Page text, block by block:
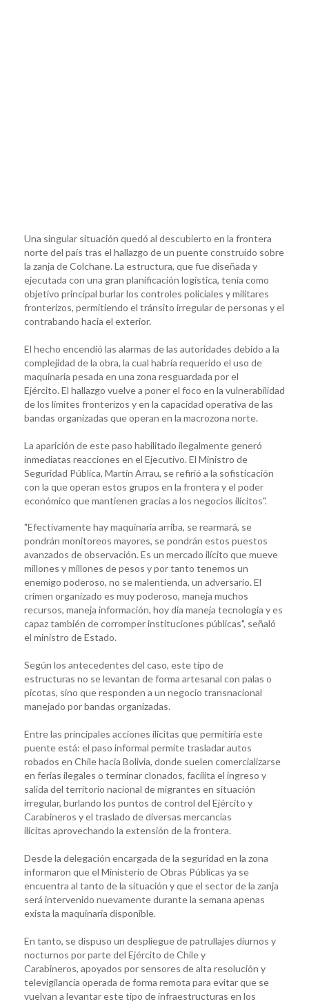
Una singular situación quedó al descubierto en la frontera
norte del país tras el hallazgo de un puente construido sobre
la zanja de Colchane. La estructura, que fue diseñada y
ejecutada con una gran planificación logística, tenía como
objetivo principal burlar los controles policiales y militares
fronterizos, permitiendo el tránsito irregular de personas y el
contrabando hacia el exterior.
El hecho encendió las alarmas de las autoridades debido a la
complejidad de la obra, la cual habría requerido el uso de
maquinaria pesada en una zona resguardada por el
Ejército. El hallazgo vuelve a poner el foco en la vulnerabilidad
de los límites fronterizos y en la capacidad operativa de las
bandas organizadas que operan en la macrozona norte.
La aparición de este paso habilitado ilegalmente generó
inmediatas reacciones en el Ejecutivo. El Ministro de
Seguridad Pública, Martín Arrau, se refirió a la sofisticación
con la que operan estos grupos en la frontera y el poder
económico que mantienen gracias a los negocios ilícitos".
"Efectivamente hay maquinaria arriba, se rearmará, se
pondrán monitoreos mayores, se pondrán estos puestos
avanzados de observación. Es un mercado ilícito que mueve
millones y millones de pesos y por tanto tenemos un
enemigo poderoso, no se malentienda, un adversario. El
crimen organizado es muy poderoso, maneja muchos
recursos, maneja información, hoy día maneja tecnología y es
capaz también de corromper instituciones públicas", señaló
el ministro de Estado.
Según los antecedentes del caso, este tipo de
estructuras no se levantan de forma artesanal con palas o
picotas, sino que responden a un negocio transnacional
manejado por bandas organizadas.
Entre las principales acciones ilicitas que permitiría este
puente está: el paso informal permite trasladar autos
robados en Chile hacia Bolivia, donde suelen comercializarse
en ferias ilegales o terminar clonados, facilita el ingreso y
salida del territorio nacional de migrantes en situación
irregular, burlando los puntos de control del Ejército y
Carabineros y el traslado de diversas mercancías
ilícitas aprovechando la extensión de la frontera.
Desde la delegación encargada de la seguridad en la zona
informaron que el Ministerio de Obras Públicas ya se
encuentra al tanto de la situación y que el sector de la zanja
será intervenido nuevamente durante la semana apenas
exista la maquinaria disponible.
En tanto, se dispuso un despliegue de patrullajes diurnos y
nocturnos por parte del Ejército de Chile y
Carabineros, apoyados por sensores de alta resolución y
televigilancia operada de forma remota para evitar que se
vuelvan a levantar este tipo de infraestructuras en los